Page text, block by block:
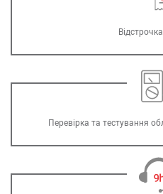
Перевірка та тестування